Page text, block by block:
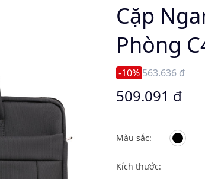
Cặp
Phòng
-10%563.636 đ
509.091 đ
Màu sắc:
Kích thước: